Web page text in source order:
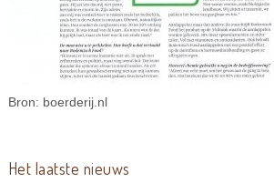
Bron: boerderij.nl
Het laatste nieuws